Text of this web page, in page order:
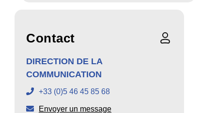
Contact
DIRECTION DE LA
COMMUNICATION
+33 (0)5 46 45 85 68
Envoyer un message